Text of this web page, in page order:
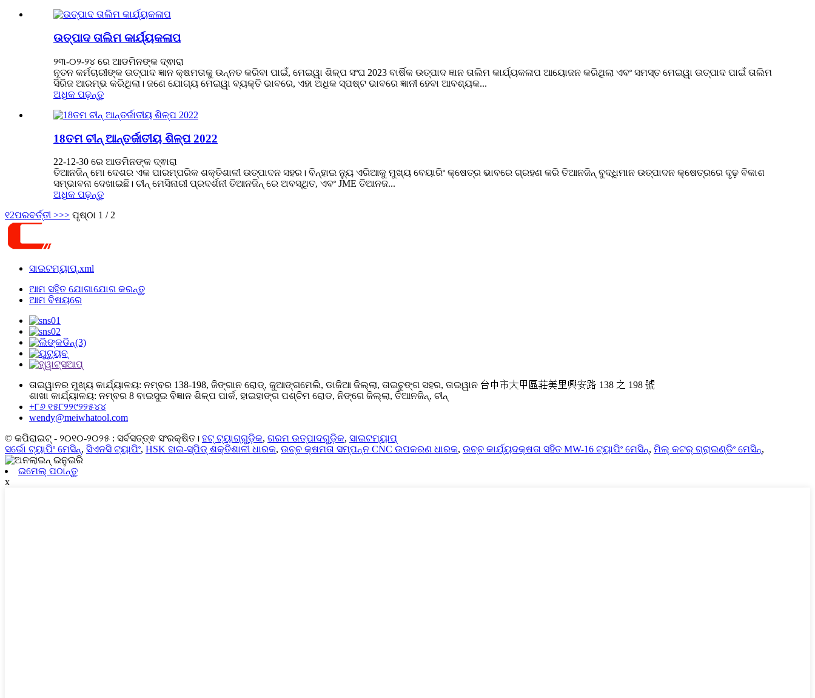
ଉତ୍ପାଦ ତାଲିମ କାର୍ଯ୍ୟକଳାପ
୨୩-୦୨-୨୪ ରେ ଆଡମିନଙ୍କ ଦ୍ଵାରା
ନୂତନ କର୍ମଚାରୀଙ୍କ ଉତ୍ପାଦ ଜ୍ଞାନ କ୍ଷମତାକୁ ଉନ୍ନତ କରିବା ପାଇଁ, ମେଇୱା ଶିଳ୍ପ ସଂଘ 2023 ବାର୍ଷିକ ଉତ୍ପାଦ ଜ୍ଞାନ ତାଲିମ କାର୍ଯ୍ୟକଳାପ ଆୟୋଜନ କରିଥିଲା ​​ଏବଂ ସମସ୍ତ ମେଇୱା ଉତ୍ପାଦ ପାଇଁ ତାଲିମ
ସିରିଜ ଆରମ୍ଭ କରିଥିଲା। ଜଣେ ଯୋଗ୍ୟ ମେଇୱା ବ୍ୟକ୍ତି ଭାବରେ, ଏହା ଅଧିକ ସ୍ପଷ୍ଟ ଭାବରେ ଜ୍ଞାନୀ ହେବା ଆବଶ୍ୟକ...
ଅଧିକ ପଢ଼ନ୍ତୁ
18ତମ ଚୀନ୍ ଆନ୍ତର୍ଜାତୀୟ ଶିଳ୍ପ 2022
22-12-30 ରେ ଆଡମିନଙ୍କ ଦ୍ଵାରା
ତିଆନଜିନ୍ ମୋ ଦେଶର ଏକ ପାରମ୍ପରିକ ଶକ୍ତିଶାଳୀ ଉତ୍ପାଦନ ସହର। ବିନ୍ହାଇ ନ୍ୟୁ ଏରିଆକୁ ମୁଖ୍ୟ ବେୟାରିଂ କ୍ଷେତ୍ର ଭାବରେ ଗ୍ରହଣ କରି ତିଆନଜିନ୍ ବୁଦ୍ଧିମାନ ଉତ୍ପାଦନ କ୍ଷେତ୍ରରେ ଦୃଢ଼ ବିକାଶ
ସମ୍ଭାବନା ଦେଖାଇଛି। ଚୀନ୍ ମେସିନାରୀ ପ୍ରଦର୍ଶନୀ ତିଆନଜିନ୍ ରେ ଅବସ୍ଥିତ, ଏବଂ JME ତିଆନଜ...
ଅଧିକ ପଢ଼ନ୍ତୁ
୧2ପରବର୍ତ୍ତୀ >>> ପୃଷ୍ଠା 1 / 2
ସାଇଟମ୍ୟାପ୍.xml
ଆମ ସହିତ ଯୋଗାଯୋଗ କରନ୍ତୁ
ଆମ ବିଷୟରେ
ତାଇୱାନର ମୁଖ୍ୟ କାର୍ଯ୍ୟାଳୟ: ନମ୍ବର 138-198, ଜିଙ୍ଗାନ ରୋଡ୍, ଜୁଆଙ୍ଗମେଲି, ଡାଜିଆ ଜିଲ୍ଲା, ତାଇଚୁଙ୍ଗ ସହର, ତାଇୱାନ 台中市大甲區莊美里興安路 138 之 198 號
ଶାଖା କାର୍ଯ୍ୟାଳୟ: ନମ୍ବର 8 ବାଇସୁଇ ବିଜ୍ଞାନ ଶିଳ୍ପ ପାର୍କ, ହାଇହାଙ୍ଗ ପଶ୍ଚିମ ରୋଡ, ନିଙ୍ଗେ ଜିଲ୍ଲା, ତିଆନଜିନ୍, ଚୀନ୍
+୮୬ ୧୫୮୨୨୯୨୨୫୪୪
wendy@meiwhatool.com
© କପିରାଇଟ୍ - ୨୦୧୦-୨୦୨୫ : ସର୍ବସତ୍ତ୍ଵ ସଂରକ୍ଷିତ। ହଟ୍ ଟ୍ୟାଗ୍‌ଗୁଡ଼ିକ, ଗରମ ଉତ୍ପାଦଗୁଡ଼ିକ, ସାଇଟମ୍ୟାପ୍
ସର୍ଭୋ ଟ୍ୟାପିଂ ମେସିନ୍, ସିଏନସି ଟ୍ୟାପିଂ, HSK ହାଇ-ସ୍ପିଡ୍ ଶକ୍ତିଶାଳୀ ଧାରକ, ଉଚ୍ଚ କ୍ଷମତା ସମ୍ପନ୍ନ CNC ଉପକରଣ ଧାରକ, ଉଚ୍ଚ କାର୍ଯ୍ୟଦକ୍ଷତା ସହିତ MW-16 ଟ୍ୟାପିଂ ମେସିନ୍, ମିଲ୍ କଟର୍ ଗ୍ରାଇଣ୍ଡିଂ ମେସିନ୍,
ଇମେଲ୍ ପଠାନ୍ତୁ
x